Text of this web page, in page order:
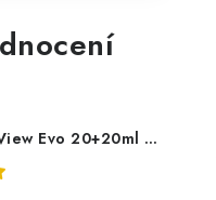
Gyeon Q2 View Evo 20+20ml nanopovlak na okna